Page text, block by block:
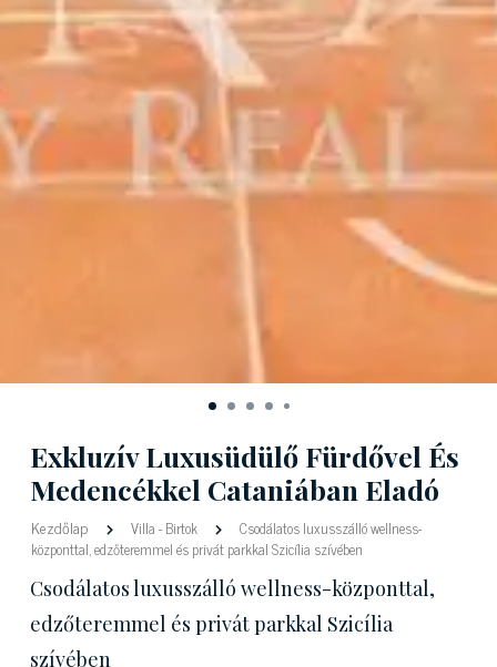
Exkluzív Luxusüdülő Fürdővel És
Medencékkel Cataniában Eladó
Kezdőlap Villa-Birtok
Csodálatos luxusszálló wellness-
központtal, edzőteremmel és privát parkkal Szicília szívében
Csodálatos luxusszálló wellness-központtal,
edzőteremmel és privát parkkal Szicília
szívében